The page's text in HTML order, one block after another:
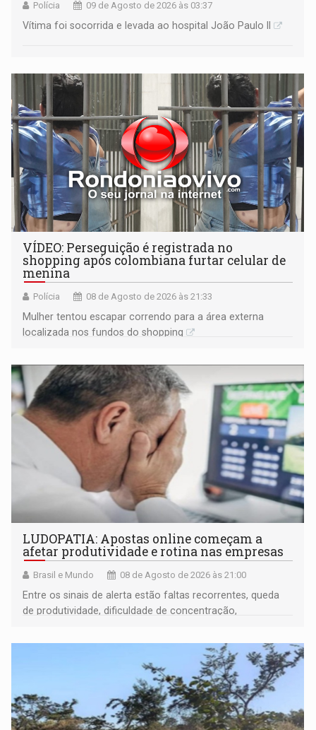
Polícia 09 de Agosto de 2026 às 03:37
Vítima foi socorrida e levada ao hospital João Paulo II
VÍDEO: Perseguição é registrada no
shopping após colombiana furtar celular de
menina
Polícia 08 de Agosto de 2026 às 21:33
Mulher tentou escapar correndo para a área externa
localizada nos fundos do shopping
LUDOPATIA: Apostas online começam a
afetar produtividade e rotina nas empresas
Brasil e Mundo 08 de Agosto de 2026 às 21:00
Entre os sinais de alerta estão faltas recorrentes, queda
de produtividade, dificuldade de concentração,